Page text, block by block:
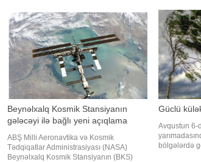
yarandıqda
yeni
əsasən, 16
Beynəlxalq Kosmik Stansiyanın
gələcəyi ilə bağlı yeni açıqlama
ABŞ Milli Aeronavtika və Kosmik
Tədqiqatlar Administrasiyası (NASA)
Beynəlxalq Kosmik Stansiyanın (BKS)
Güclü
Avqustun 6-
bölgələrdə